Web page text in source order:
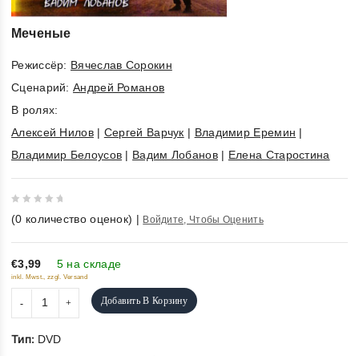
Меченые
Режиссёр: Вячеслав Сорокин
Cценарий: Андрей Романов
В ролях:
Алексей Нилов| Сергей Варчук | Владимир Еремин |
Владимир Белоусов | Вадим Лобанов| Елена Старостина
out
of
5
(0 количество оценок) | Войдите, Чтобы Оценить
€3,99 5 на складе
inkl. Mwst., zzgl. Versand
Добавить В Корзину
Тип: DVD